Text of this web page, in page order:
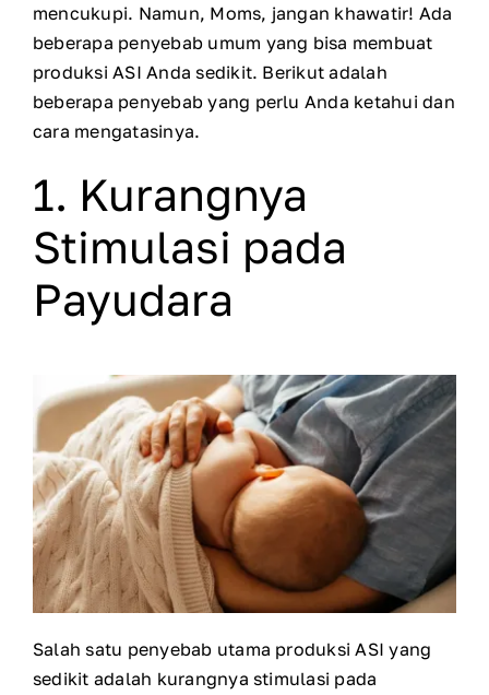
mencukupi. Namun, Moms, jangan khawatir! Ada
beberapa penyebab umum yang bisa membuat
produksi ASI Anda sedikit. Berikut adalah
beberapa penyebab yang perlu Anda ketahui dan
cara mengatasinya.
1. Kurangnya
Stimulasi pada
Payudara
Salah satu penyebab utama produksi ASI yang
sedikit adalah kurangnya stimulasi pada